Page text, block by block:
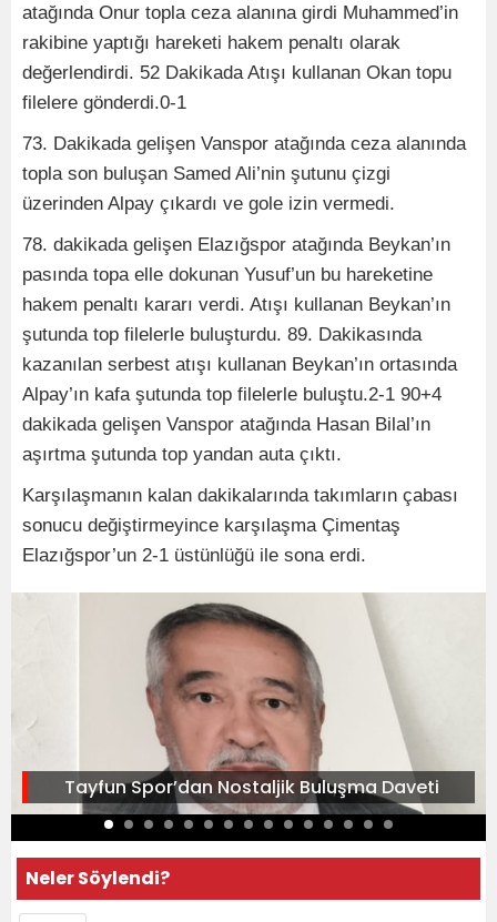
atağında Onur topla ceza alanına girdi Muhammed’in
rakibine yaptığı hareketi hakem penaltı olarak
değerlendirdi. 52 Dakikada Atışı kullanan Okan topu
filelere gönderdi.0-1
73. Dakikada gelişen Vanspor atağında ceza alanında
topla son buluşan Samed Ali’nin şutunu çizgi
üzerinden Alpay çıkardı ve gole izin vermedi.
78. dakikada gelişen Elazığspor atağında Beykan’ın
pasında topa elle dokunan Yusuf’un bu hareketine
hakem penaltı kararı verdi. Atışı kullanan Beykan’ın
şutunda top filelerle buluşturdu. 89. Dakikasında
kazanılan serbest atışı kullanan Beykan’ın ortasında
Alpay’ın kafa şutunda top filelerle buluştu.2-1 90+4
dakikada gelişen Vanspor atağında Hasan Bilal’ın
aşırtma şutunda top yandan auta çıktı.
Karşılaşmanın kalan dakikalarında takımların çabası
sonucu değiştirmeyince karşılaşma Çimentaş
Elazığspor’un 2-1 üstünlüğü ile sona erdi.
Tayfun Spor’dan Nostaljik Buluşma Daveti
Neler Söylendi?